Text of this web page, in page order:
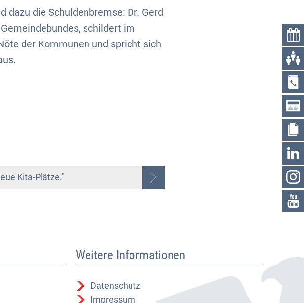
dazu die Schuldenbremse: Dr. Gerd
schildert im
der Kommunen und spricht sich
Kita-Plätze."
Weitere Informationen
Datenschutz
Impressum